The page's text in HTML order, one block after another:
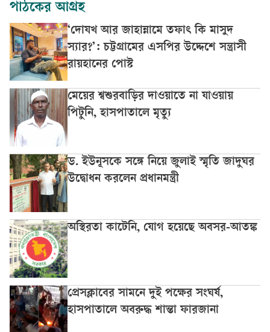
পাঠকের আগ্রহ
‘দোযখ আর জাহান্নামে তফাৎ কি মাসুদ
স্যার?’: চট্টগ্রামের এসপির উদ্দেশে সন্ত্রাসী
রায়হানের পোস্ট
মেয়ের শ্বশুরবাড়ির দাওয়াতে না যাওয়ায়
পিটুনি, হাসপাতালে মৃত্যু
ড. ইউনূসকে সঙ্গে নিয়ে জুলাই স্মৃতি জাদুঘর
উদ্বোধন করলেন প্রধানমন্ত্রী
অস্থিরতা কাটেনি, যোগ হয়েছে অবসর-আতঙ্ক
প্রেসক্লাবের সামনে দুই পক্ষের সংঘর্ষ,
হাসপাতালে অবরুদ্ধ শান্তা ফারজানা